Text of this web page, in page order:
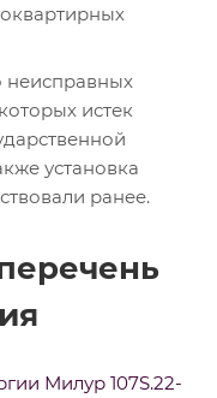
неисправных
истек
установка
ранее.
Милур 107S.22-